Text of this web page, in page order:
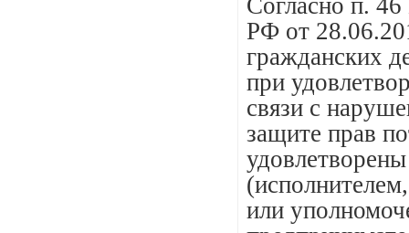
Согласно п.
РФ от
гражданских
при
связи с
защите прав
или